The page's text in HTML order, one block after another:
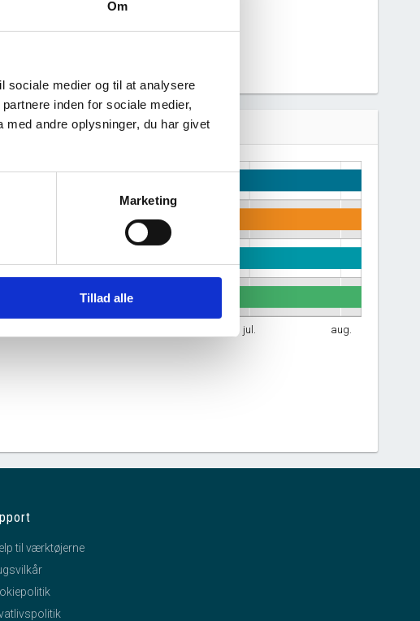
Om
sociale medier og til at analysere
inden for sociale medier,
andre oplysninger, du har givet
Marketing
Tillad alle
jul. aug.
til værktøjerne